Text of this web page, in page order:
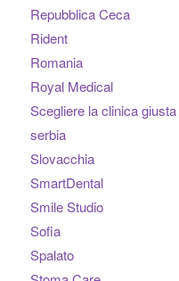
Repubblica Ceca
Rident
Romania
Royal Medical
Scegliere la clinica giusta
serbia
Slovacchia
SmartDental
Smile Studio
Sofia
Spalato